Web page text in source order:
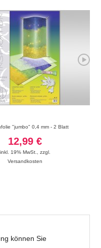
"jumbo" 0,4 mm - 2 Blatt
12,99 €
inkl. 19% MwSt.
zzgl.
Versandkosten
können Sie